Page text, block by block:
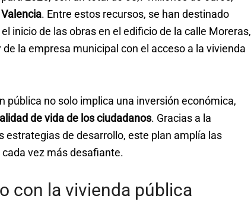
. Entre estos recursos, se han destinado
inicio de las obras en el edificio de la calle Moreras,
la empresa municipal con el acceso a la vivienda
pública no solo implica una inversión económica,
de vida de los ciudadanos. Gracias a la
estrategias de desarrollo, este plan amplía las
vez más desafiante.
con la vivienda pública